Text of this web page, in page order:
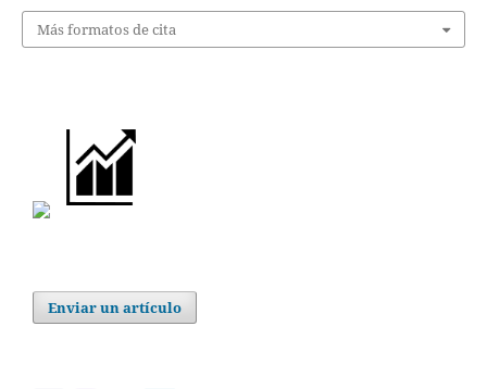
Más formatos de cita
Enviar un artículo